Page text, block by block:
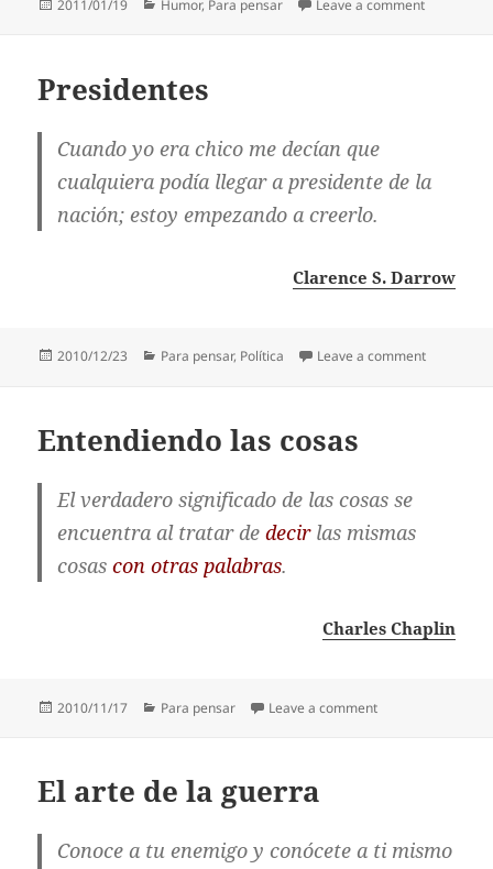
Posted
2011/01/19 Categories
Humor, Para pensar Leave a commenton
Presidentes
Cuando yo era chico me decían que
cualquiera podía llegar a presidente de la
nación; estoy empezando a creerlo.
Clarence S. Darrow
Posted
2010/12/23 Categories
Para pensar, Política Leave a commenton
Entendiendo las cosas
El verdadero significado de las cosas se
encuentra al tratar dedecirlas mismas
cosascon otras palabras.
Charles Chaplin
Posted
2010/11/17 Categories
Para pensar Leave a commenton Entendiendo
El arte de la guerra
Conoce a tu enemigo y conócete a ti mismo